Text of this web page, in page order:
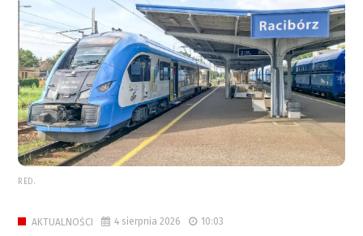
RED.
AKTUALNOŚCI 4 sierpnia 2026 10:03